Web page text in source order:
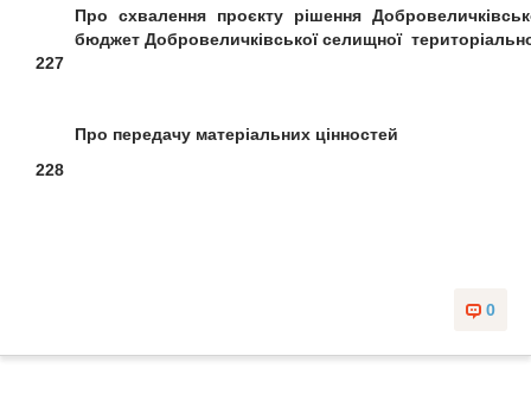
227
Про схвалення проєкту рішення
бюджет Добровеличківськоїселищної
228
Про передачу матеріальних цінностей
0